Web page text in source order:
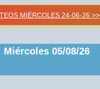
MIÉRCOLES 24-06-26 >>
05/08/26